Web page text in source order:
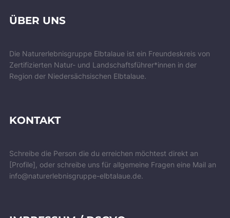
ÜBER UNS
Die Naturerlebnisgruppe Elbtalaue ist ein Freundeskreis von
Zertifizierten Natur- und Landschaftsführer*innen in der
Region der Niedersächsischen Elbtalaue.
KONTAKT
Schreibe die Person die du erreichen möchtest direkt an
[Profile], oder schreibe uns für allgemeine Fragen eine Mail an
info@naturerlebnisgruppe-elbtalaue.de.